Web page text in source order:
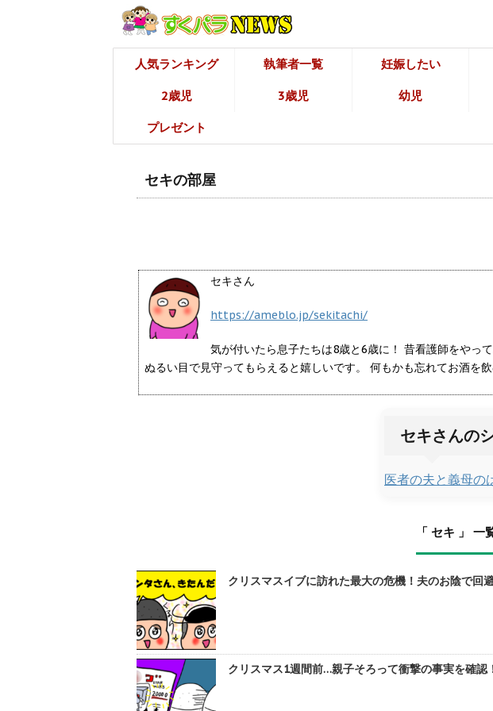
人気ランキング 執筆者一覧 妊娠したい
2歳児 3歳児 幼児
プレゼント
セキの部屋
セキさん
https://ameblo.jp/sekitachi/
気が付いたら息子たちは8歳と6歳に！ 昔看護師をやっ
ぬるい目で見守ってもらえると嬉しいです。 何もかも忘れてお酒を
セキさんの
医者の夫と義母の
「 セキ 」 一
クリスマスイブに訪れた最大の危機！夫のお陰で
クリスマス1週間前…親子そろって衝撃の事実を確